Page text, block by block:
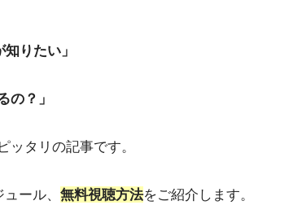
りたい」
の？」
タリの記事です。
ール、 無料視聴方法をご紹介します。